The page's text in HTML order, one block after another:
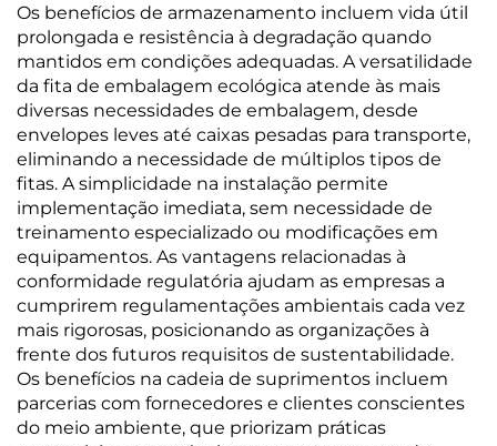
Os benefícios de armazenamento incluem vida útil
prolongada e resistência à degradação quando
mantidos em condições adequadas. A versatilidade
da fita de embalagem ecológica atende às mais
diversas necessidades de embalagem, desde
envelopes leves até caixas pesadas para transporte,
eliminando a necessidade de múltiplos tipos de
fitas. A simplicidade na instalação permite
implementação imediata, sem necessidade de
treinamento especializado ou modificações em
equipamentos. As vantagens relacionadas à
conformidade regulatória ajudam as empresas a
cumprirem regulamentações ambientais cada vez
mais rigorosas, posicionando as organizações à
frente dos futuros requisitos de sustentabilidade.
Os benefícios na cadeia de suprimentos incluem
parcerias com fornecedores e clientes conscientes
do meio ambiente, que priorizam práticas